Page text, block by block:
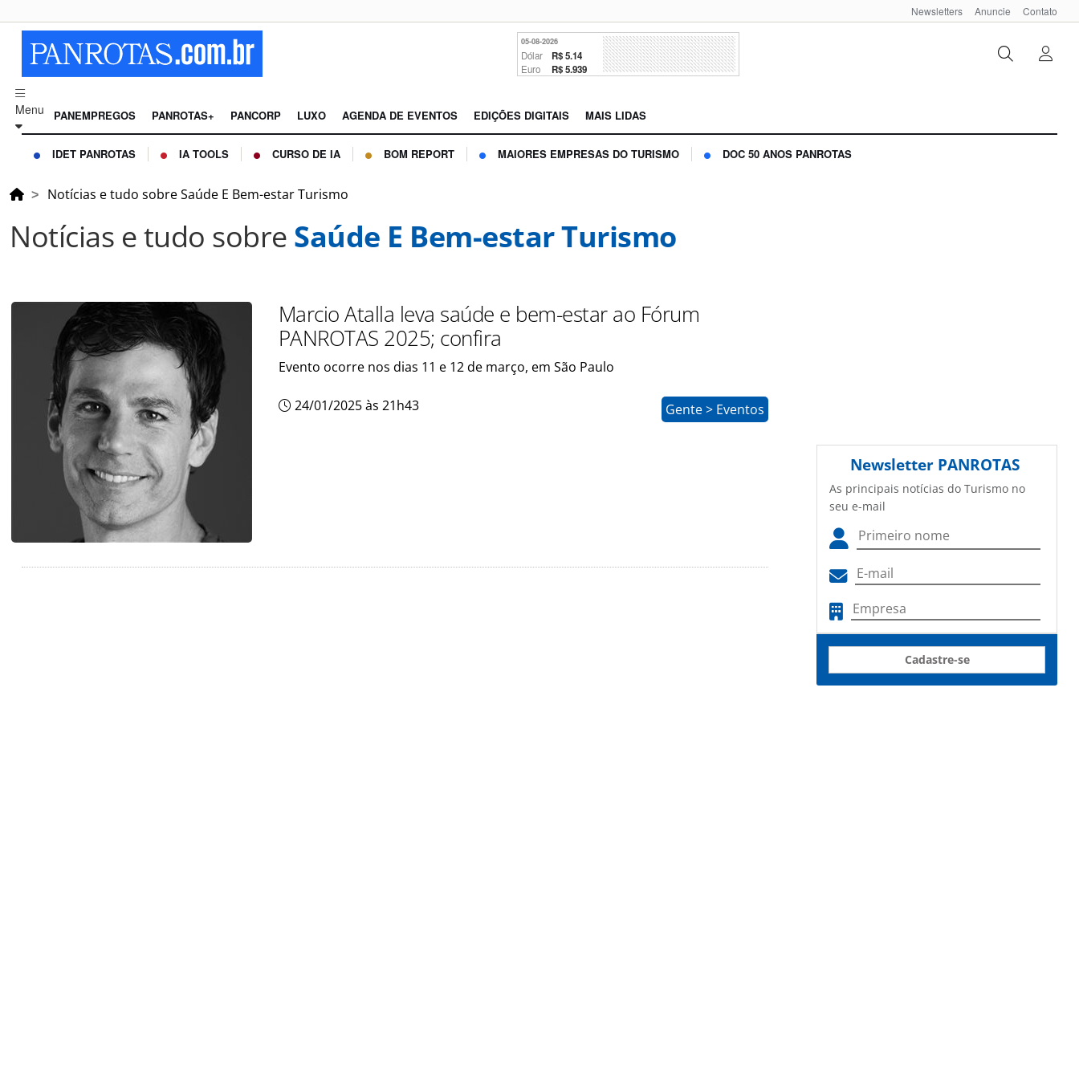
Newsletters Anuncie Contato
05-08-2026
Dólar R$ 5.14
Euro R$ 5.939
Menu PANEMPREGOS PANROTAS+ PANCORP LUXO AGENDA DE EVENTOS EDIÇÕES DIGITAIS MAIS LIDAS
IDET PANROTAS IA TOOLS CURSO DE IA BOM REPORT MAIORES EMPRESAS DO TURISMO DOC 50 ANOS PANROTAS
Notícias e tudo sobre Saúde E Bem-estar Turismo
Notícias e tudo sobre Saúde E Bem-estar Turismo
Marcio Atalla leva saúde e bem-estar ao Fórum
PANROTAS 2025; confira
Evento ocorre nos dias 11 e 12 de março, em São Paulo
24/01/2025 às 21h43 Gente > Eventos
Newsletter PANROTAS
As principais notícias do Turismo no
seu e-mail
Cadastre-se